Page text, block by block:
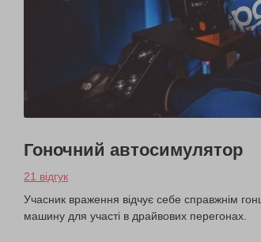
Гоночний автосимулятор
21 відгук
Учасник враження відчує себе справжнім
машину для участі в драйвових перегонах.